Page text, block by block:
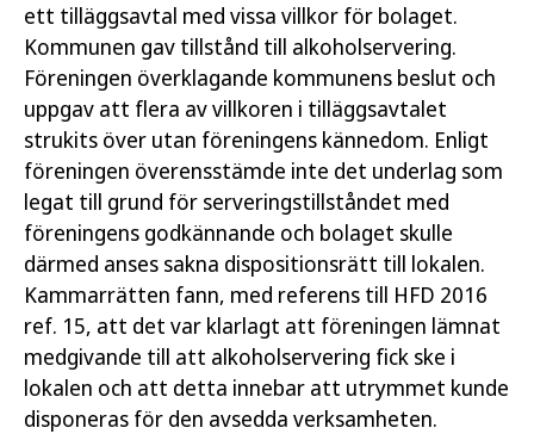
ett tilläggsavtal med vissa villkor för bolaget.
Kommunen gav tillstånd till alkoholservering.
Föreningen överklagande kommunens beslut och
uppgav att flera av villkoren i tilläggsavtalet
strukits över utan föreningens kännedom. Enligt
föreningen överensstämde inte det underlag som
legat till grund för serveringstillståndet med
föreningens godkännande och bolaget skulle
därmed anses sakna dispositionsrätt till lokalen.
Kammarrätten fann, med referens till HFD 2016
ref. 15, att det var klarlagt att föreningen lämnat
medgivande till att alkoholservering fick ske i
lokalen och att detta innebar att utrymmet kunde
disponeras för den avsedda verksamheten.